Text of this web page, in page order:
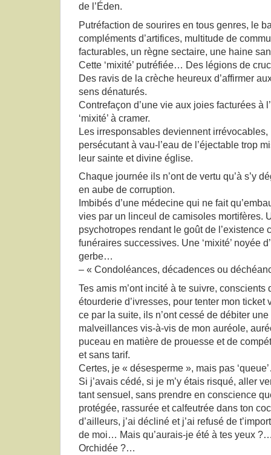
de l’Éden.
Putréfaction de sourires en tous genres, le
compléments d’artifices, multitude de
facturables, un règne sectaire, une haine
Cette ‘mixité’ putréfiée… Des légions de
Des ravis de la crèche heureux d’affirmer
sens dénaturés.
Contrefaçon d’une vie aux joies facturées à
‘mixité’ à cramer.
Les irresponsables deviennent irrévocables,
persécutant à vau-l’eau de l’éjectable trop
leur sainte et divine église.
Chaque journée ils n’ont de vertu qu’à s’y
en aube de corruption.
Imbibés d’une médecine qui ne fait
vies par un linceul de camisoles mortifères.
psychotropes rendant le goût de l’existence
funéraires successives. Une ‘mixité’ noyée
gerbe…
– « Condoléances, décadences ou
Tes amis m’ont incité à te suivre, conscients
étourderie d’ivresses, pour tenter mon ticket
ce par la suite, ils n’ont cessé de débiter
malveillances vis-à-vis de mon auréole,
puceau en matière de prouesse et de
et sans tarif.
Certes, je « désesperme », mais pas
Si j’avais cédé, si je m’y étais risqué, aller
tant sensuel, sans prendre en conscience
protégée, rassurée et calfeutrée dans ton
d’ailleurs, j’ai décliné et j’ai refusé de
de moi… Mais qu’aurais-je été à tes yeux
Orchidée ?…